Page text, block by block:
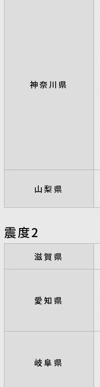
神奈川県
山梨県
震度2
滋賀県
愛知県
岐阜県